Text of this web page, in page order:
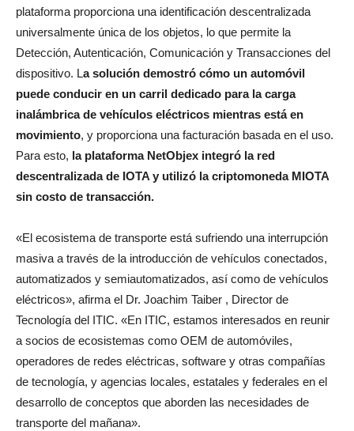
plataforma proporciona una identificación descentralizada
universalmente única de los objetos, lo que permite la
Detección, Autenticación, Comunicación y Transacciones del
dispositivo. La solución demostró cómo un automóvil
puede conducir en un carril dedicado para la carga
inalámbrica de vehículos eléctricos mientras está en
movimiento, y proporciona una facturación basada en el uso.
Para esto, la plataforma NetObjex integró la red
descentralizada de IOTA y utilizó la criptomoneda MIOTA
sin costo de transacción.
«El ecosistema de transporte está sufriendo una interrupción
masiva a través de la introducción de vehículos conectados,
automatizados y semiautomatizados, así como de vehículos
eléctricos», afirma el Dr. Joachim Taiber , Director de
Tecnología del ITIC. «En ITIC, estamos interesados ​​en reunir
a socios de ecosistemas como OEM de automóviles,
operadores de redes eléctricas, software y otras compañías
de tecnología, y agencias locales, estatales y federales en el
desarrollo de conceptos que aborden las necesidades de
transporte del mañana».